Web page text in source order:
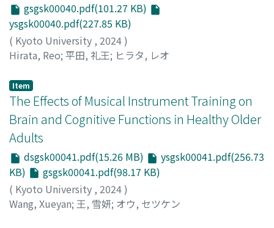
gsgsk00040.pdf(101.27 KB)
ysgsk00040.pdf(227.85 KB)
( Kyoto University , 2024)
Hirata, Reo; 平田, 礼王; ヒラタ, レオ
Item
The Effects of Musical Instrument Training on
Brain and Cognitive Functions in Healthy Older
Adults
dsgsk00041.pdf(15.26 MB)
ysgsk00041.pdf(256.73
KB)
gsgsk00041.pdf(98.17 KB)
( Kyoto University , 2024)
Wang, Xueyan; 王, 雪妍; オウ, セツケン